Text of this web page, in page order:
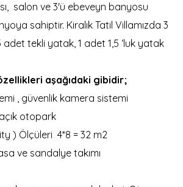
salon ve 3'ü ebeveyn banyosu
sahiptir. Kiralık Tatil Villamızda 3
tekli yatak, 1 adet 1,5 ‘luk yatak
aşağıdaki gibidir;
, güvenlik kamera sistemi
otopark
) Ölçüleri 4*8 = 32 m2
ve sandalye takımı